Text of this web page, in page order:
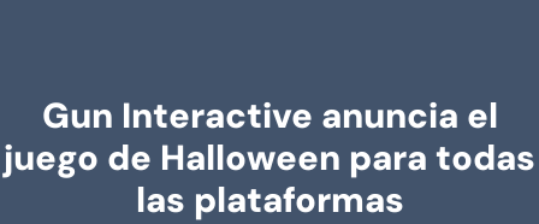
Gun Interactive anuncia el
juego de Halloween para todas
las plataformas